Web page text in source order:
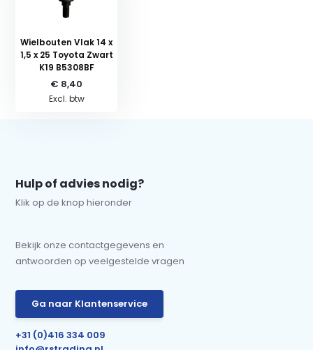
Wielbouten Vlak 14 x
1,5 x 25 Toyota Zwart
K19 B5308BF
€ 8,40
Excl. btw
Hulp of advies nodig?
Klik op de knop hieronder
Bekijk onze contactgegevens en
antwoorden op veelgestelde vragen
Ga naar Klantenservice
+31 (0)416 334 009